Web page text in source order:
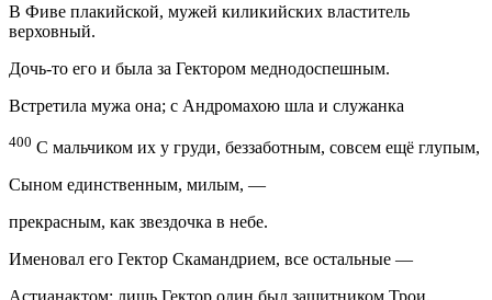
В Фиве плакийской, мужей киликийских властитель
верховный.
Дочь-то его и была за Гектором меднодоспешным.
Встретила мужа она; с Андромахою шла и служанка
400 С мальчиком их у груди, беззаботным, совсем ещё глупым,
Сыном единственным, милым, —
прекрасным, как звездочка в небе.
Именовал его Гектор Скамандрием, все остальные —
Астианактом: лишь Гектор один был защитником Трои.